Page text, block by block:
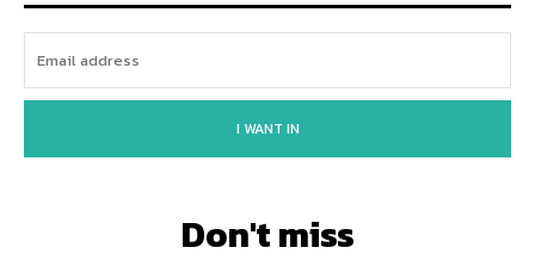
I WANT IN
Don't miss